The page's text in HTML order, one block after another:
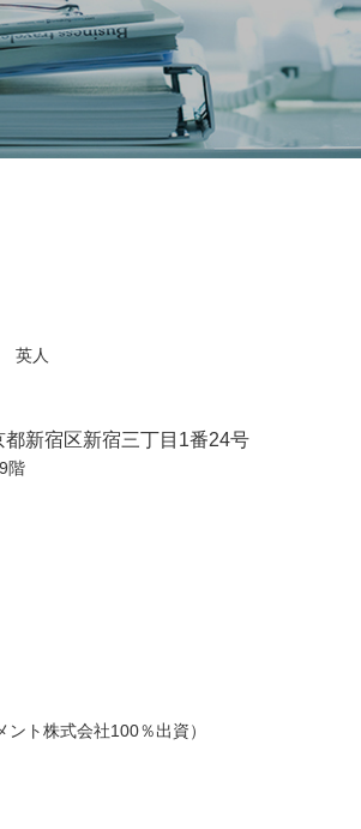
英人
新宿区新宿三丁目1番24号
階
ト株式会社100％出資）